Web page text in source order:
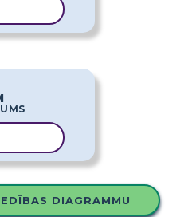
DIAGRAMMU